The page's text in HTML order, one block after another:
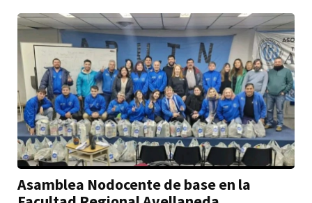
Asamblea Nodocente de base en la